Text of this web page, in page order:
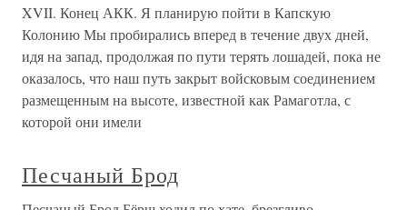
XVII. Конец АКК. Я планирую пойти в Капскую
Колонию Мы пробирались вперед в течение двух дней,
идя на запад, продолжая по пути терять лошадей, пока не
оказалось, что наш путь закрыт войсковым соединением
размещенным на высоте, известной как Рамаготла, с
которой они имели
Песчаный Брод